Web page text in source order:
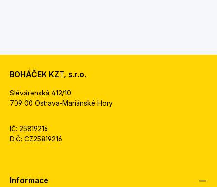
BOHÁČEK KZT, s.r.o.
Slévárenská 412/10
709 00 Ostrava-Mariánské Hory
IČ: 25819216
DIČ: CZ25819216
Informace